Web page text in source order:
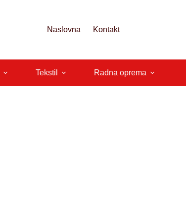
Naslovna
Kontakt
Tekstil Radna oprema